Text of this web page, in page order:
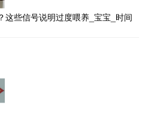
这些信号说明过度喂养_宝宝_时间